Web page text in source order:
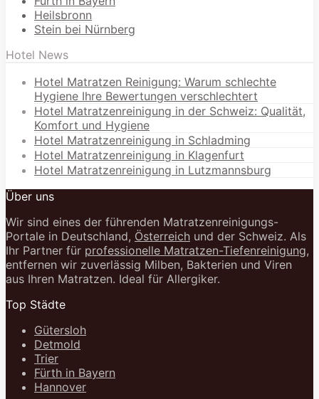
Heilsbronn
Stein bei Nürnberg
Hotel News
Hotel Matratzen Reinigung: Warum schlechte
Hygiene Ihre Bewertungen verschlechtert
Hotel Matratzenreinigung in der Schweiz: Qualität,
Komfort und Hygiene
Hotel Matratzenreinigung in Schladming
Hotel Matratzenreinigung in Klagenfurt
Hotel Matratzenreinigung in Lutzmannsburg
Über uns
Wir sind eines der führenden Matratzenreinigungs-
Portale in Deutschland, Österreich und der Schweiz. Als
Ihr Partner für professionelle Matratzen-Tiefenreinigung,
entfernen wir zuverlässig Milben, Bakterien und Viren
aus Ihren Matratzen. Ideal für Allergiker.
Top Städte
Gütersloh
Detmold
Trier
Fürth in Bayern
Hannover